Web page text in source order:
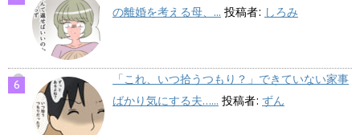
の離婚を考える母、... 投稿者: しろみ
「これ、いつ拾うつもり？」できていない家事
ばかり気にする夫…... 投稿者: ずん